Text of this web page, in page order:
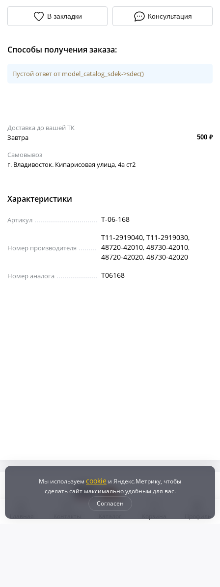
В закладки Консультация
Способы получения заказа:
Пустой ответ от model_catalog_sdek->sdec()
Доставка до вашей ТК
Завтра
500 ₽
Самовывоз
г. Владивосток. Кипарисовая улица, 4а ст2
Характеристики
Артикул T-06-168
Номер производителя
T11-2919040, T11-2919030,
48720-42010, 48730-42010,
48720-42020, 48730-42020
Номер аналога T06168
Мы используем cookie и Яндекс.Метрику, чтобы
сделать сайт максимально удобным для вас.
Согласен